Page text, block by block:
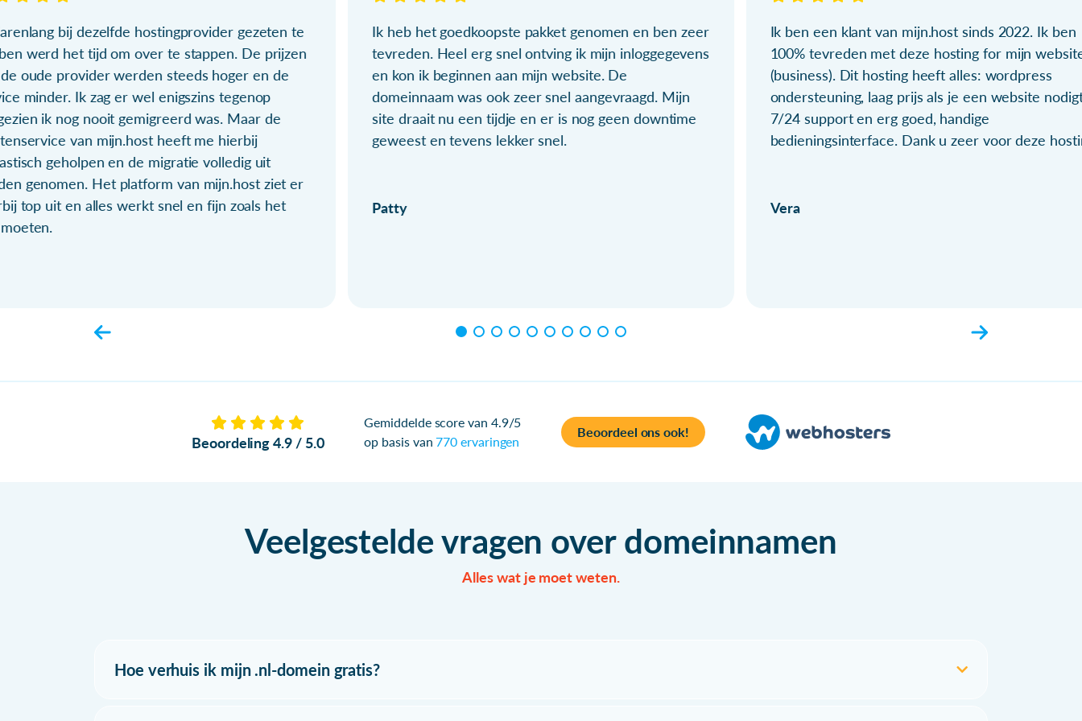
bij dezelfde hostingprovider gezeten te
werd het tijd om over te stappen. De prijzen
oude provider werden steeds hoger en de
minder. Ik zag er wel enigszins tegenop
ik nog nooit gemigreerd was. Maar de
van mijn.host heeft me hierbij
geholpen en de migratie volledig uit
genomen. Het platform van mijn.host ziet er
top uit en alles werkt snel en fijn zoals het
Ik heb het goedkoopste pakket genomen en ben zeer
tevreden. Heel erg snel ontving ik mijn inloggegevens
en kon ik beginnen aan mijn website. De
domeinnaam was ook zeer snel aangevraagd. Mijn
site draait nu een tijdje en er is nog geen downtime
geweest en tevens lekker snel.
Patty
Ik ben een klant van mijn.host sinds 2022. Ik ben
100% tevreden met deze hosting for mijn
(business). Dit hosting heeft alles: wordpress
ondersteuning, laag prijs als je een website
7/24 support en erg goed, handige
bedieningsinterface. Dank u zeer voor deze
Vera
Beoordeling 4.9 / 5.0
Gemiddelde score van 4.9/5
op basis van770 ervaringen
Beoordeel ons ook!
Veelgestelde vragen over domeinnamen
Alles wat je moet weten.
Hoe verhuis ik mijn .nl-domein gratis?